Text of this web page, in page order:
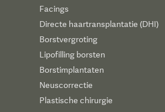
Facings
Directe haartransplantatie (DHI)
Borstvergroting
Lipofilling borsten
Borstimplantaten
Neuscorrectie
Plastische chirurgie